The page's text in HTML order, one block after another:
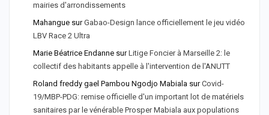
mairies d'arrondissements
Mahangue surGabao-Design lance officiellement le jeu vidéo
LBV Race 2 Ultra
Marie Béatrice Endanne surLitige Foncier à Marseille 2: le
collectif des habitants appelle à l'intervention de l'ANUTT
Roland freddy gael Pambou Ngodjo Mabiala surCovid-
19/MBP-PDG: remise officielle d'un important lot de matériels
sanitaires par le vénérable Prosper Mabiala aux populations